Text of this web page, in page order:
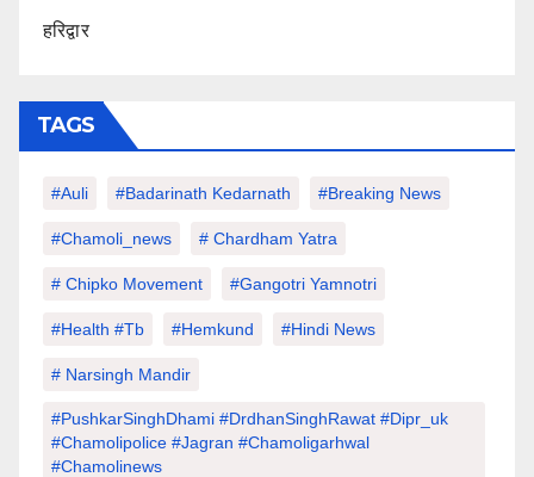
हरिद्वार
TAGS
#auli #Badarinath Kedarnath #Breaking News
#chamoli_news # Chardham Yatra
# Chipko Movement #Gangotri Yamnotri
#Health #tb #hemkund #hindi News
# Narsingh Mandir
#PushkarSinghDhami #drdhanSinghRawat #dipr_uk
#chamolipolice #Jagran #chamoligarhwal
#chamolinews